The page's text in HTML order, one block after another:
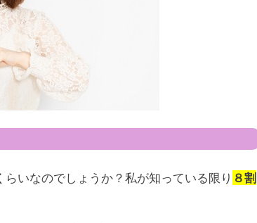
いなのでしょうか？私が知っている限り ８割